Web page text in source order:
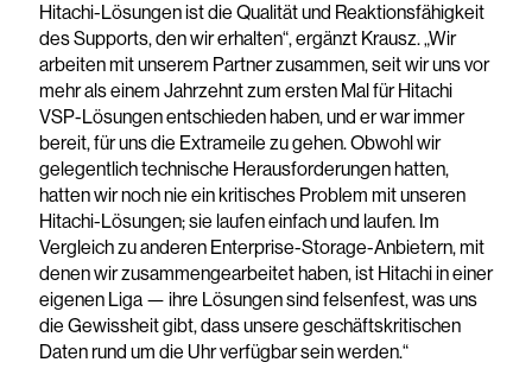
Hitachi-Lösungen ist die Qualität und Reaktionsfähigkeit
des Supports, den wir erhalten“, ergänzt Krausz. „Wir
arbeiten mit unserem Partner zusammen, seit wir uns vor
mehr als einem Jahrzehnt zum ersten Mal für Hitachi
VSP-Lösungen entschieden haben, und er war immer
bereit, für uns die Extrameile zu gehen. Obwohl wir
gelegentlich technische Herausforderungen hatten,
hatten wir noch nie ein kritisches Problem mit unseren
Hitachi-Lösungen; sie laufen einfach und laufen. Im
Vergleich zu anderen Enterprise-Storage-Anbietern, mit
denen wir zusammengearbeitet haben, ist Hitachi in einer
eigenen Liga — ihre Lösungen sind felsenfest, was uns
die Gewissheit gibt, dass unsere geschäftskritischen
Daten rund um die Uhr verfügbar sein werden.“